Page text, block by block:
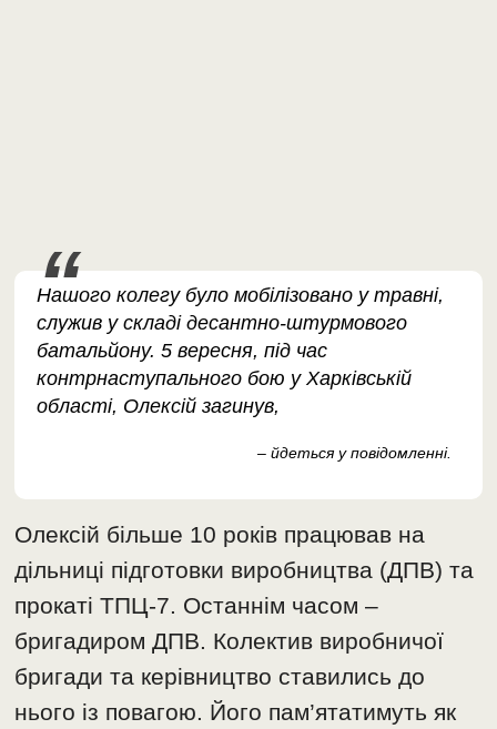
Нашого колегу було мобілізовано у травні,
служив у складі десантно-штурмового
батальйону. 5 вересня, під час
контрнаступального бою у Харківській
області, Олексій загинув,
– йдеться у повідомленні.
Олексій більше 10 років працював на
дільниці підготовки виробництва (ДПВ) та
прокаті ТПЦ-7. Останнім часом –
бригадиром ДПВ. Колектив виробничої
бригади та керівництво ставились до
нього із повагою. Його пам’ятатимуть як